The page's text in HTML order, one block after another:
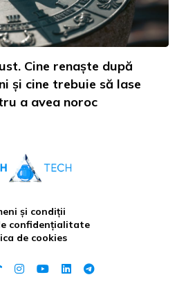
Cine renaște după
și cine trebuie să lase
a avea noroc
și condiții
confidențialitate
de cookies